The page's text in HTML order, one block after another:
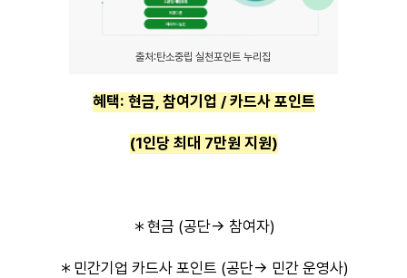
출처:탄소중립 실천포인트 누리집
혜택: 현금, 참여기업 / 카드사 포인트
(1인당 최대 7만원 지원)
＊현금 (공단-> 참여자)
＊민간기업 카드사 포인트 (공단-> 민간 운영사)